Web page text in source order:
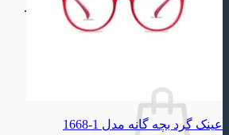
سبد خرید شما خالی است.
بازگشت به فروشگاه
عینک گرد بچه گانه مدل 1-1668